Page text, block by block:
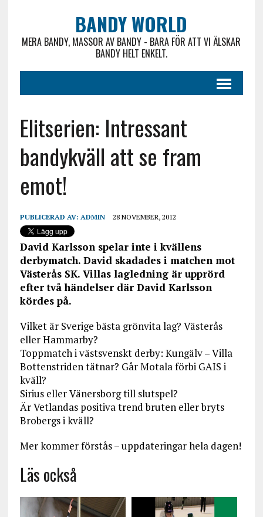
BANDY WORLD
MERA BANDY, MASSOR AV BANDY - BARA FÖR ATT VI ÄLSKAR
BANDY HELT ENKELT.
Elitserien: Intressant
bandykväll att se fram
emot!
PUBLICERAD AV: ADMIN 28 NOVEMBER, 2012
David Karlsson spelar inte i kvällens
derbymatch. David skadades i matchen mot
Västerås SK. Villas lagledning är upprörd
efter två händelser där David Karlsson
kördes på.
Vilket är Sverige bästa grönvita lag? Västerås
eller Hammarby?
Toppmatch i västsvenskt derby: Kungälv – Villa
Bottenstriden tätnar? Går Motala förbi GAIS i
kväll?
Sirius eller Vänersborg till slutspel?
Är Vetlandas positiva trend bruten eller bryts
Brobergs i kväll?
Mer kommer förstås – uppdateringar hela dagen!
Läs också